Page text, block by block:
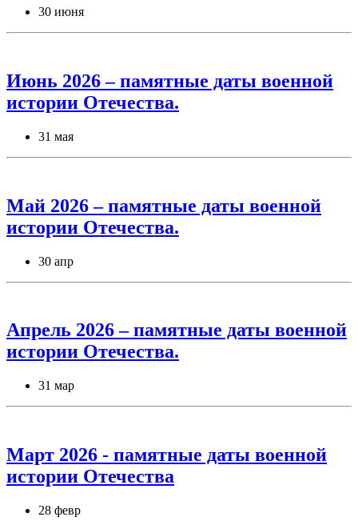
30 июня
Июнь 2026 – памятные даты военной
истории Отечества.
31 мая
Май 2026 – памятные даты военной
истории Отечества.
30 апр
Апрель 2026 – памятные даты военной
истории Отечества.
31 мар
Март 2026 - памятные даты военной
истории Отечества
28 февр